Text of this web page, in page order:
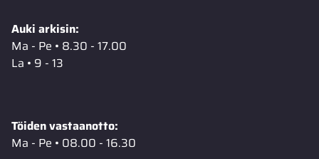
Auki arkisin:
Ma - Pe • 8.30 - 17.00
La • 9 - 13
Töiden vastaanotto:
Ma - Pe • 08.00 - 16.30